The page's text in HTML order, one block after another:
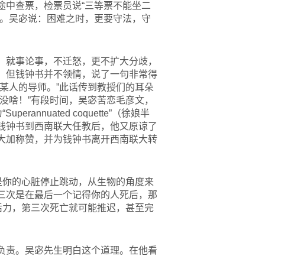
查票，检票员说“三等票不能坐二
吴宓说：困难之时，更要守法，守
事论事，不迁怒，更不扩大分歧，
但钱钟书并不领情，说了一句非常得
人的导师。”此话传到教授们的耳朵
！”有段时间，吴宓苦恋毛彦文，
coquette”（徐娘半
书到西南联大任教后，他又原谅了
加称赞，并为钱钟书离开西南联大转
的心脏停止跳动，从生物的角度来
次是在最后一个记得你的人死后，那
，第三次死亡就可能推迟，甚至完
责。吴宓先生明白这个道理。在他看